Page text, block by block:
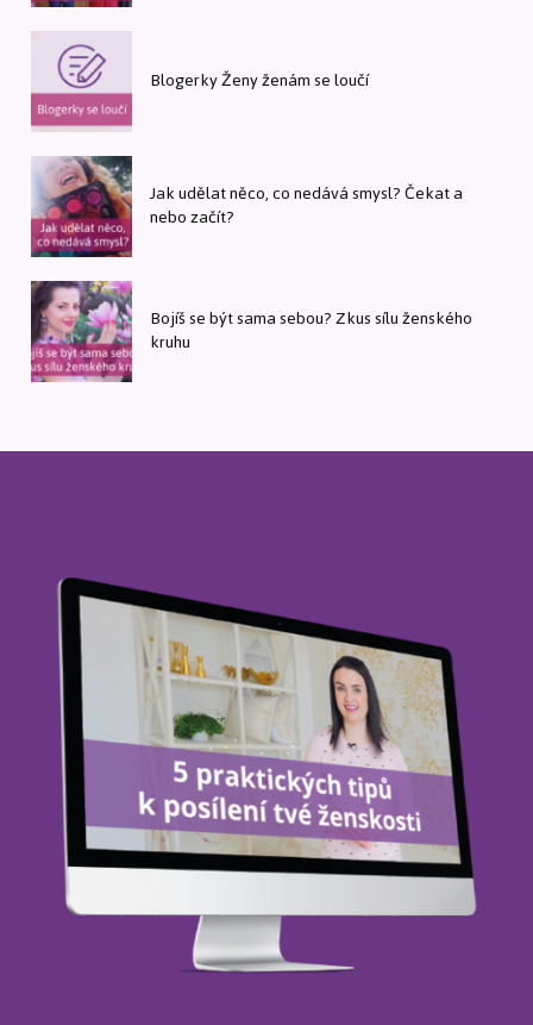
Blogerky Ženy ženám se loučí
Jak udělat něco, co nedává smysl? Čekat a
nebo začít?
Bojíš se být sama sebou? Zkus sílu ženského
kruhu